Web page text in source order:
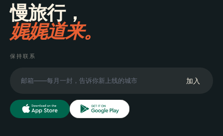
慢旅行，
娓娓道来。
保持联系
加入